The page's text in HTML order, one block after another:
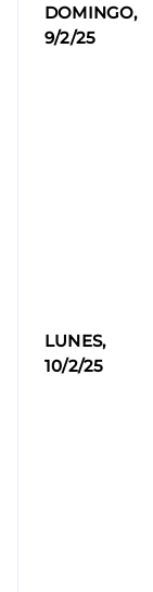
DOMINGO,
9/2/25
LUNES,
10/2/25